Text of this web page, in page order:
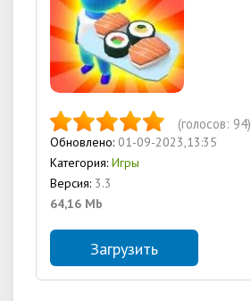
(голосов: 94)
Обновлено: 01-09-2023,13:35
Категория: Игры
Версия: 3.3
64,16 Mb
Загрузить